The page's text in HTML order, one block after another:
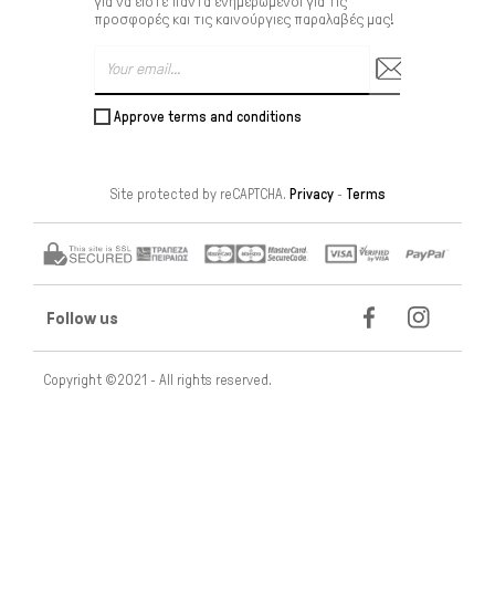
προσφορές και τις καινούργιες παραλαβές μας!
Approve terms and conditions
Site protected by reCAPTCHA. Privacy- Terms
Follow us
Copyright ©2021 - All rights reserved.